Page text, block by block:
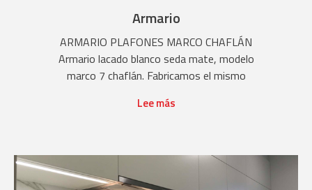
Armario
ARMARIO PLAFONES MARCO CHAFLÁN
Armario lacado blanco seda mate, modelo
marco 7 chaflán. Fabricamos el mismo
Lee más